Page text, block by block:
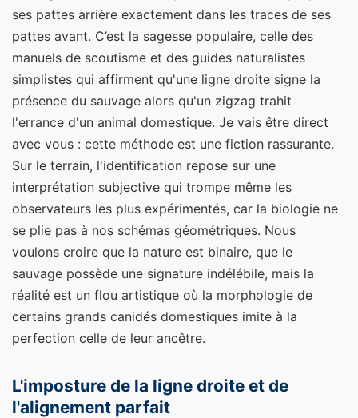
ses pattes arrière exactement dans les traces de ses
pattes avant. C’est la sagesse populaire, celle des
manuels de scoutisme et des guides naturalistes
simplistes qui affirment qu'une ligne droite signe la
présence du sauvage alors qu'un zigzag trahit
l'errance d'un animal domestique. Je vais être direct
avec vous : cette méthode est une fiction rassurante.
Sur le terrain, l'identification repose sur une
interprétation subjective qui trompe même les
observateurs les plus expérimentés, car la biologie ne
se plie pas à nos schémas géométriques. Nous
voulons croire que la nature est binaire, que le
sauvage possède une signature indélébile, mais la
réalité est un flou artistique où la morphologie de
certains grands canidés domestiques imite à la
perfection celle de leur ancêtre.
L'imposture de la ligne droite et de
l'alignement parfait